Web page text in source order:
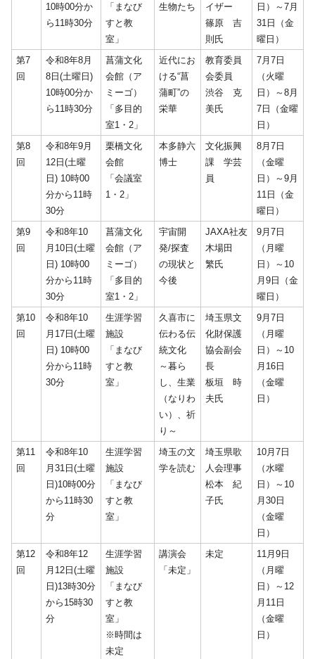
10時00分か
ら11時30分
「まなび
すと教
室」
生物たち
イザー
篠原 吉
則氏
日）～7月
31日（金
曜日）
第7
回
令和8年8月
8日(土曜日)
10時00分か
ら11時30分
菖蒲文化
会館（ア
ミーゴ）
「多目的
室1・2」
近代にお
ける“菖
蒲町”の
栄華
教育委員
会委員
渋谷 克
美氏
7月7日
（火曜
日）～8月
7日（金曜
日）
第8
回
令和8年9月
12日(土曜
日) 10時00
分から11時
30分
栗橋文化
会館
「会議室
1・2」
本多静六
博士
文化振興
課 学芸
員
8月7日
（金曜
日）～9月
11日（金
曜日）
第9
回
令和8年10
月10日(土曜
日) 10時00
分から11時
30分
菖蒲文化
会館（ア
ミーゴ）
「多目的
室1・2」
宇宙開
発/探査
の現状と
今後
JAXA社友
木場田
繁氏
9月7日
（月曜
日）～10
月9日（金
曜日）
第10
回
令和8年10
月17日(土曜
日) 10時00
分から11時
30分
生涯学習
施設
「まなび
すと教
室」
久喜市に
伝わる伝
統文化
～暮ら
し、生業
（なりわ
い）、祈
り～
埼玉県文
化財保護
協会副会
長
板垣 時
夫氏
9月7日
（月曜
日）～10
月16日
（金曜
日）
第11
回
令和8年10
月31日(土曜
日)10時00分
から11時30
分
生涯学習
施設
「まなび
すと教
室」
埼玉の文
学を読む
埼玉県歌
人会理事
松本 紀
子氏
10月7日
（水曜
日）～10
月30日
（金曜
日）
第12
回
令和8年12
月12日(土曜
日)13時30分
から15時30
分
生涯学習
施設
「まなび
すと教
室」
※時間は
未定
講演会
「未定」
未定
11月9日
（月曜
日）～12
月11日
（金曜
日）